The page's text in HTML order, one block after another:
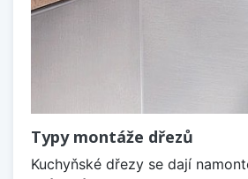
Typy montáže dřezů
Kuchyňské dřezy se dají